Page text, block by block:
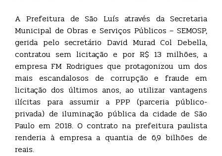
A Prefeitura de São Luís através da Secretaria
Municipal de Obras e Serviços Públicos – SEMOSP,
gerida pelo secretário David Murad Col Debella,
contratou sem licitação e por R$ 13 milhões, a
empresa FM Rodrigues que protagonizou um dos
mais escandalosos de corrupção e fraude em
licitação dos últimos anos, ao utilizar vantagens
ilícitas para assumir a PPP (parceria público-
privada) de iluminação pública da cidade de São
Paulo em 2018. O contrato na prefeitura paulista
renderia à empresa a quantia de 6,9 bilhões de
reais.